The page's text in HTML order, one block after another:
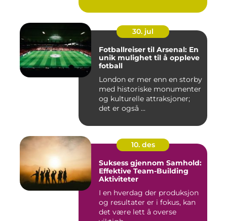
30. jul
Fotballreiser til Arsenal: En
unik mulighet til å oppleve
fotball
London er mer enn en storby
med historiske monumenter
og kulturelle attraksjoner;
det er også ...
10. des
Suksess gjennom Samhold:
Effektive Team-Building
Aktiviteter
I en hverdag der produksjon
og resultater er i fokus, kan
det være lett å overse